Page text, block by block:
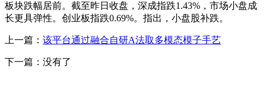
板块跌幅居前。截至昨日收盘，深成指跌1.43%，市场小盘成
长更具弹性。创业板指跌0.69%。指出，小盘股补跌。
上一篇： 该平台通过融合自研A法取多模态模子手艺
下一篇：没有了